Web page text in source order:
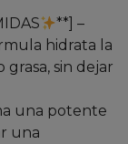
**] –
hidrata la
sin dejar
una potente
una